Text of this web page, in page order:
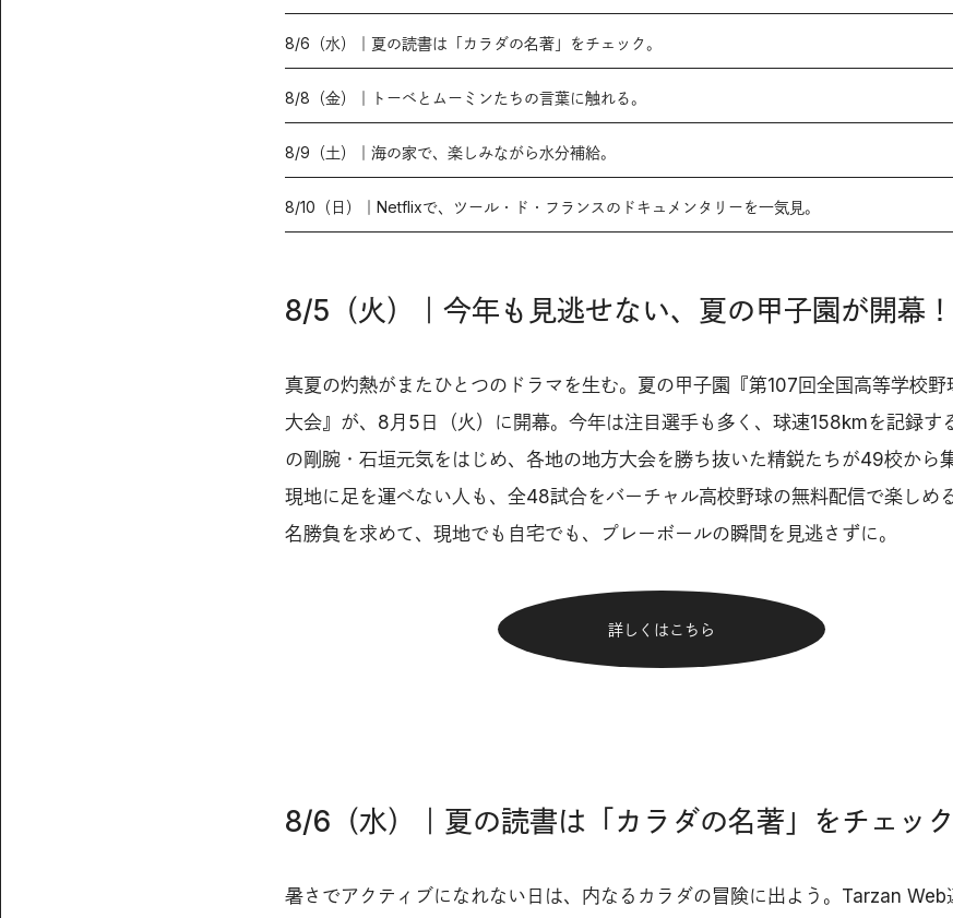
8/6（水）｜夏の読書は「カラダの名著」をチェック。
8/8（金）｜トーベとムーミンたちの言葉に触れる。
8/9（土）｜海の家で、楽しみながら水分補給。
8/10（日）｜Netflixで、ツール・ド・フランスのドキュメンタリーを一気見。
8/5（火）｜今年も見逃せない、夏の甲子園が開幕！
真夏の灼熱がまたひとつのドラマを生む。夏の甲子園『第107回全国高等学校野
大会』が、8月5日（火）に開幕。今年は注目選手も多く、球速158kmを記録す
の剛腕・石垣元気をはじめ、各地の地方大会を勝ち抜いた精鋭たちが49校から
現地に足を運べない人も、全48試合をバーチャル高校野球の無料配信で楽しめ
名勝負を求めて、現地でも自宅でも、プレーボールの瞬間を見逃さずに。
詳しくはこちら
8/6（水）｜夏の読書は「カラダの名著」をチェック
暑さでアクティブになれない日は、内なるカラダの冒険に出よう。Tarzan Web